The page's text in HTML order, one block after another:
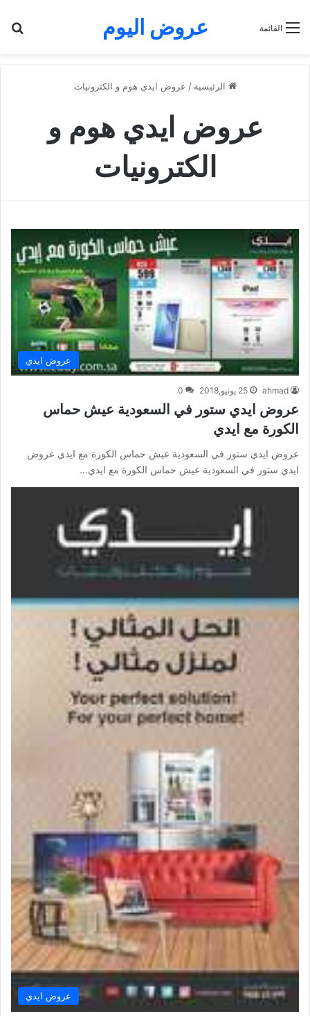
عروض اليوم القائمة
الرئيسية / عروض ايدي هوم و الكترونيات
عروض ايدي هوم و
الكترونيات
عروض ايدي
ahmad 25 يونيو,2018 0
عروض ايدي ستور في السعودية عيش حماس
الكورة مع ايدي
عروض ايدي ستور في السعودية عيش حماس الكورة مع ايدي عروض
ايدي ستور في السعودية عيش حماس الكورة مع ايدي…
عروض ايدي